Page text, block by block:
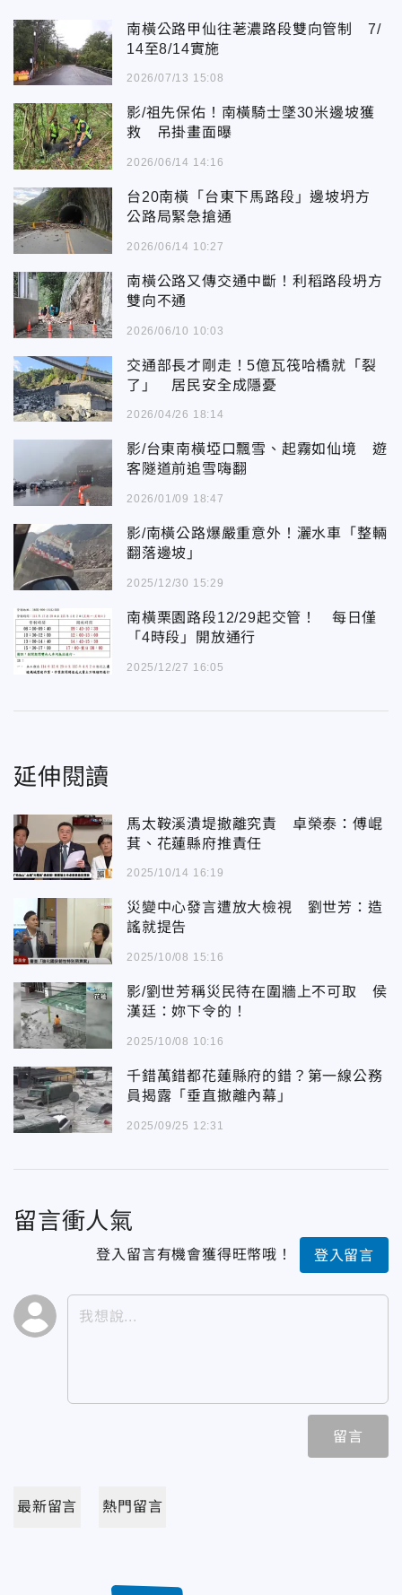
南橫公路甲仙往荖濃路段雙向管制 7/
14至8/14實施
2026/07/13 15:08
影/祖先保佑！南橫騎士墜30米邊坡獲
救 吊掛畫面曝
2026/06/14 14:16
台20南橫「台東下馬路段」邊坡坍方
公路局緊急搶通
2026/06/14 10:27
南橫公路又傳交通中斷！利稻路段坍方
雙向不通
2026/06/10 10:03
交通部長才剛走！5億瓦筏哈橋就「裂
了」 居民安全成隱憂
2026/04/26 18:14
影/台東南橫埡口飄雪、起霧如仙境 遊
客隧道前追雪嗨翻
2026/01/09 18:47
影/南橫公路爆嚴重意外！灑水車「整輛
翻落邊坡」
2025/12/30 15:29
南橫栗園路段12/29起交管！ 每日僅
「4時段」開放通行
2025/12/27 16:05
延伸閱讀
馬太鞍溪潰堤撤離究責 卓榮泰：傅崐
萁、花蓮縣府推責任
2025/10/14 16:19
災變中心發言遭放大檢視 劉世芳：造
謠就提告
2025/10/08 15:16
影/劉世芳稱災民待在圍牆上不可取 侯
漢廷：妳下令的！
2025/10/08 10:16
千錯萬錯都花蓮縣府的錯？第一線公務
員揭露「垂直撤離內幕」
2025/09/25 12:31
留言衝人氣
登入留言有機會獲得旺幣哦！ 登入留言
留言
最新留言 熱門留言